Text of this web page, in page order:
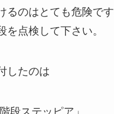
るのはとても危険で
を点検して下さい。
したのは
段ステッピア」